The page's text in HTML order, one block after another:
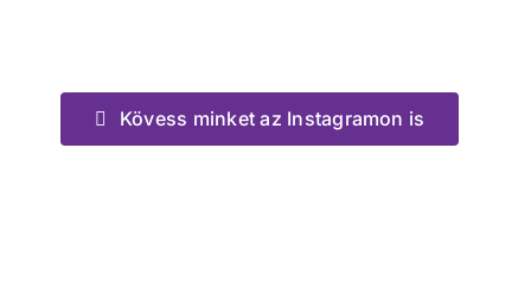
Kövess minket az Instagramon is